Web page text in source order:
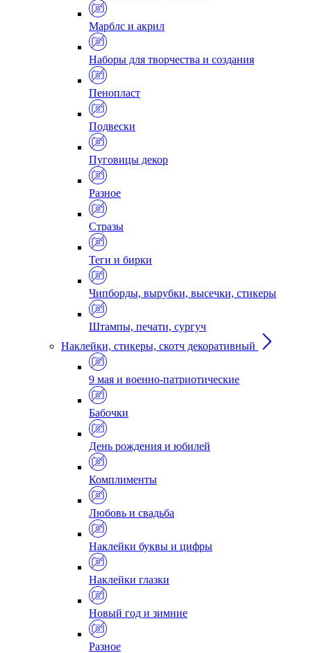
Марблс и акрил
Наборы для творчества и создания
Пенопласт
Подвески
Пуговицы декор
Разное
Стразы
Теги и бирки
Чипборды, вырубки, высечки, стикеры
Штампы, печати, сургуч
Наклейки, стикеры, скотч декоративный
9 мая и военно-патриотические
Бабочки
День рождения и юбилей
Комплименты
Любовь и свадьба
Наклейки буквы и цифры
Наклейки глазки
Новый год и зимние
Разное